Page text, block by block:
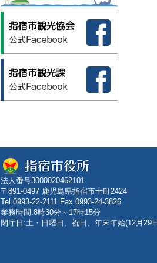
法人番号3000020462101
〒891-0497 鹿児島県指宿市十町2424
Tel.0993-22-2111 Fax.0993-24-3826
業務時間:8時30分～17時15分
閉庁日:土・日曜日、祝日、年末年始(12月29